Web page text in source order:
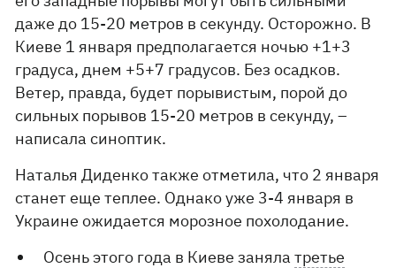
даже до 15-20 метров в секунду. Осторожно. В
Киеве 1 января предполагается ночью +1+3
градуса, днем ​​+5+7 градусов. Без осадков.
Ветер, правда, будет порывистым, порой до
сильных порывов 15-20 метров в секунду, –
написала синоптик.
Наталья Диденко также отметила, что 2 января
станет еще теплее. Однако уже 3-4 января в
Украине ожидается морозное похолодание.
Осень этого года в Киеве занялатретье